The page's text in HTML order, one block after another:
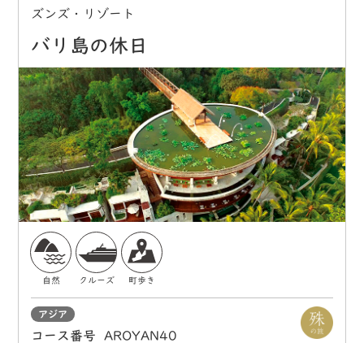
ズンズ・リゾート
バリ島の休日
自然 クルーズ 町歩き
アジア
コース番号
AROYAN40